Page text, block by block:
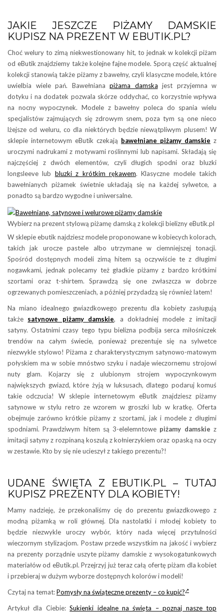
JAKIE JESZCZE PIŻAMY DAMSKIE
KUPISZ NA PREZENT W EBUTIK.PL?
Choć welury to zimą niekwestionowany hit, to jednak w kolekcji piżam
od eButik znajdziemy także kolejne fajne modele. Sporą część aktualnej
kolekcji stanowią także piżamy z bawełny, czyli klasyczne modele, które
uwielbia wiele pań. Bawełniana piżama damska jest przyjemna w
dotyku i na dodatek pozwala skórze oddychać, co korzystnie wpływa
na nocny wypoczynek. Modele z bawełny poleca do spania wielu
specjalistów zajmujących się zdrowym snem, poza tym są one nieco
lżejsze od weluru, co dla niektórych będzie niewątpliwym plusem! W
sklepie internetowym eButik czekają bawełniane piżamy damskie z
uroczymi nadrukami z motywami roślinnymi lub napisami. Składają się
najczęściej z dwóch elementów, czyli długich spodni oraz bluzki
longsleeve lub bluzki z krótkim rękawem. Klasyczne modele takich
bawełnianych piżamek świetnie układają się na każdej sylwetce, a
ponadto są bardzo wygodne i uniwersalne.
Wybierz na prezent stylową piżamę damską z kolekcji bielizny eButik.pl
W sklepie ebutik najdziesz modele proponowane w kobiecych kolorach,
takich jak urocze pastele albo utrzymane w ciemniejszej tonacji.
Spośród dostępnych modeli zimą hitem są oczywiście te z długimi
nogawkami, jednak polecamy też gładkie piżamy z bardzo krótkimi
szortami oraz t-shirtem. Sprawdzą się one zwłaszcza w dobrze
ogrzewanych pomieszczeniach, a później przydadzą się również latem!
Na miano idealnego gwiazdkowego prezentu dla kobiety zasługują
także satynowe piżamy damskie, a dokładniej modele z imitacji
satyny. Ostatnimi czasy tego typu bielizna podbija serca miłośniczek
trendów na całym świecie, ponieważ prezentuje się na sylwetce
niezwykle stylowo! Piżama z charakterystycznym satynowo-matowym
połyskiem ma w sobie mnóstwo szyku i nadaje wieczornemu strojowi
nuty glam. Kojarzy się z ulubionym strojem wypoczynkowym
największych gwiazd, które żyją w luksusach, dlatego podaruj komuś
takie odczucia! W sklepie internetowym eButik znajdziesz piżamy
satynowe w stylu retro ze wzorem w groszki lub w kratkę. Oferta
obejmuje zarówno krótkie piżamy z szortami, jak i modele z długimi
spodniami. Prawdziwym hitem są 3-elelemntowe piżamy damskie z
imitacji satyny z rozpinaną koszulą z kołnierzykiem oraz opaską na oczy
w zestawie. Kto by się nie ucieszył z takiego prezentu?!
UDANE ŚWIĘTA Z EBUTIK.PL – TUTAJ
KUPISZ PREZENTY DLA KOBIETY!
Mamy nadzieję, że przekonaliśmy cię do prezentu gwiazdkowego z
modną piżamką w roli głównej. Dla nastolatki i młodej kobiety to
będzie niezwykle uroczy wybór, który nada więcej przytulności
wieczornym stylizacjom. Postaw przede wszystkim na jakość i wybierz
na prezenty porządnie uszyte piżamy damskie z wysokogatunkowych
materiałów od eButik.pl. Przejrzyj już teraz całą ofertę piżam dla kobiet
i przebieraj w dużym wyborze dostępnych kolorów i modeli!
Czytaj na temat:Pomysły na świąteczne prezenty – co kupić?
Artykuł dla Ciebie:Sukienki idealne na święta – poznaj nasze top